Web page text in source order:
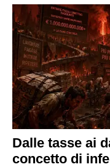
Dalle tasse ai
concetto di